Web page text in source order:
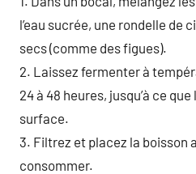
l’eau sucrée, une rondelle de
secs (comme des figues).
2. Laissez fermenter à
24 à 48 heures, jusqu’à ce
surface.
3. Filtrez et placez la boisson
consommer.